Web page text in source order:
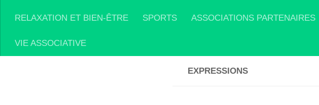
RELAXATION ET BIEN-ÊTRE SPORTS ASSOCIATIONS PARTENAIRES
VIE ASSOCIATIVE
EXPRESSIONS